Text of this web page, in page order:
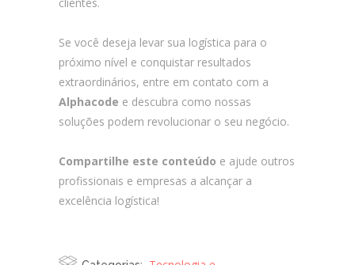
Se você deseja levar sua logística para o
próximo nível e conquistar resultados
extraordinários, entre em contato com a
Alphacode e descubra como nossas
soluções podem revolucionar o seu negócio.
Compartilhe este conteúdo e ajude outros
profissionais e empresas a alcançar a
excelência logística!